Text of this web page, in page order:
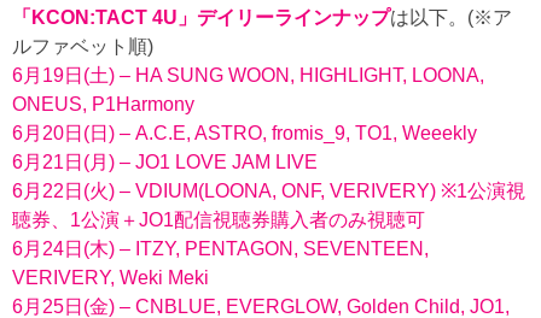
「KCON:TACT 4U」デイリーラインナップは以下。(※ア
ルファベット順)
6月19日(土) – HA SUNG WOON, HIGHLIGHT, LOONA,
ONEUS, P1Harmony
6月20日(日) – A.C.E, ASTRO, fromis_9, TO1, Weeekly
6月21日(月) – JO1 LOVE JAM LIVE
6月22日(火) – VDIUM(LOONA, ONF, VERIVERY) ※1公演視
聴券、1公演＋JO1配信視聴券購入者のみ視聴可
6月24日(木) – ITZY, PENTAGON, SEVENTEEN,
VERIVERY, Weki Meki
6月25日(金) – CNBLUE, EVERGLOW, Golden Child, JO1,